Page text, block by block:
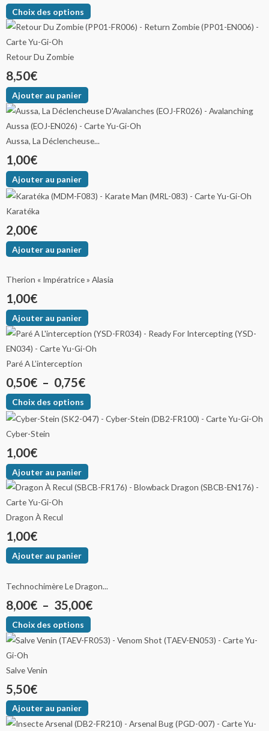
Choix des options
Retour Du Zombie
8,50€
Ajouter au panier
Aussa, La Déclencheuse...
1,00€
Ajouter au panier
Karatéka
2,00€
Ajouter au panier
Therion « Impératrice » Alasia
1,00€
Ajouter au panier
Paré A L’interception
0,50€ – 0,75€
Choix des options
Cyber-Stein
1,00€
Ajouter au panier
Dragon À Recul
1,00€
Ajouter au panier
Technochimère Le Dragon...
8,00€ – 35,00€
Choix des options
Salve Venin
5,50€
Ajouter au panier